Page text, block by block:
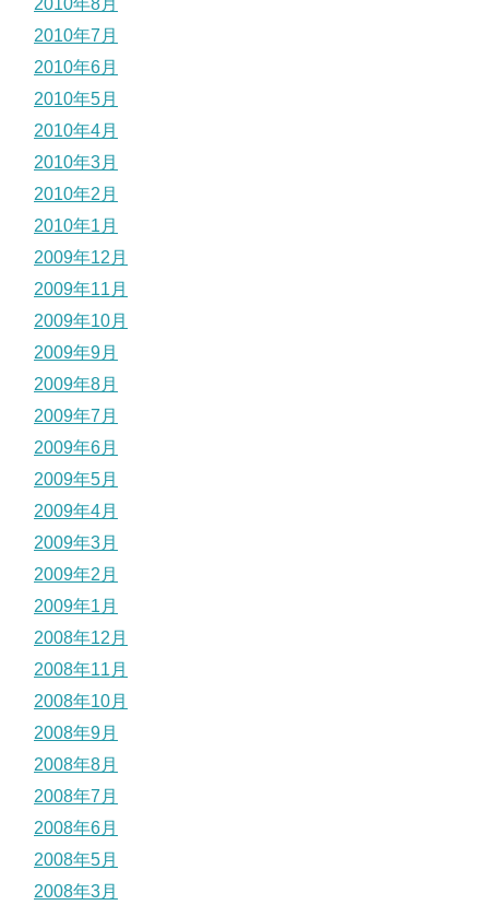
2010年7月
2010年6月
2010年5月
2010年4月
2010年3月
2010年2月
2010年1月
2009年12月
2009年11月
2009年10月
2009年9月
2009年8月
2009年7月
2009年6月
2009年5月
2009年4月
2009年3月
2009年2月
2009年1月
2008年12月
2008年11月
2008年10月
2008年9月
2008年8月
2008年7月
2008年6月
2008年5月
2008年3月